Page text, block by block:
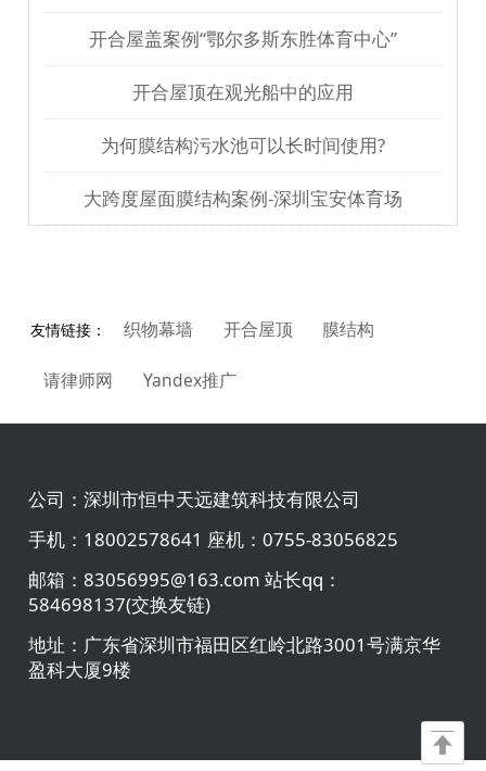
开合屋盖案例“鄂尔多斯东胜体育中心”
开合屋顶在观光船中的应用
为何膜结构污水池可以长时间使用?
大跨度屋面膜结构案例-深圳宝安体育场
友情链接： 织物幕墙 开合屋顶 膜结构
请律师网 Yandex推广
公司：深圳市恒中天远建筑科技有限公司
手机： 18002578641 座机：0755-83056825
邮箱：83056995@163.com 站长qq：
584698137(交换友链)
地址： 广东省深圳市福田区红岭北路3001号满京华
盈科大厦9楼